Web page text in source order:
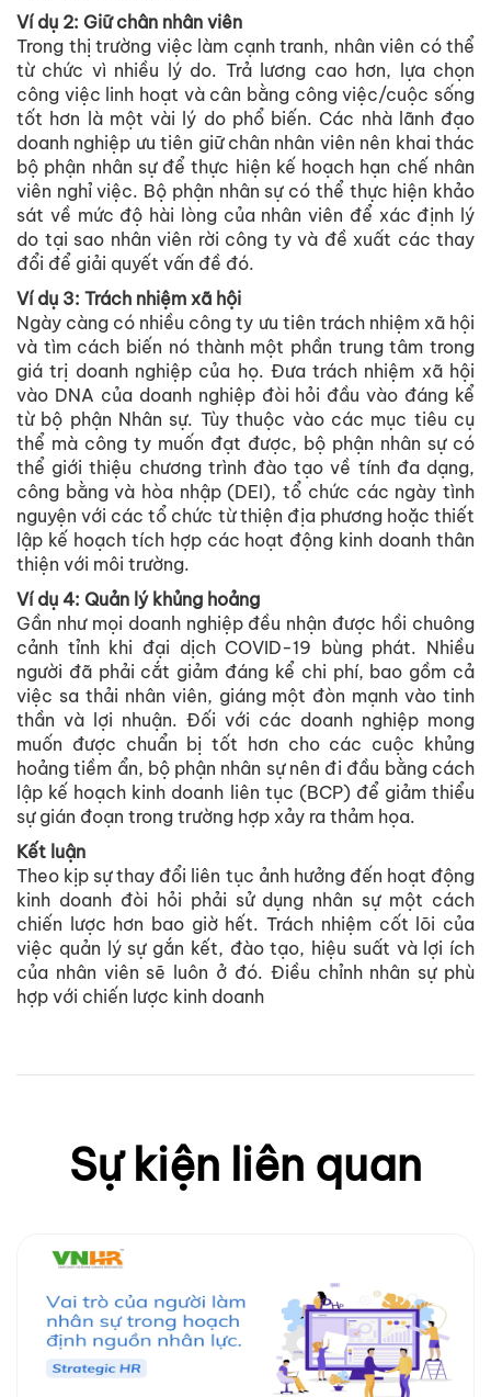
Ví dụ 2: Giữ chân nhân viên
Trong thị trường việc làm cạnh tranh, nhân viên có thể
từ chức vì nhiều lý do. Trả lương cao hơn, lựa chọn
công việc linh hoạt và cân bằng công việc/cuộc sống
tốt hơn là một vài lý do phổ biến. Các nhà lãnh đạo
doanh nghiệp ưu tiên giữ chân nhân viên nên khai thác
bộ phận nhân sự để thực hiện kế hoạch hạn chế nhân
viên nghỉ việc. Bộ phận nhân sự có thể thực hiện khảo
sát về mức độ hài lòng của nhân viên để xác định lý
do tại sao nhân viên rời công ty và đề xuất các thay
đổi để giải quyết vấn đề đó.
Ví dụ 3: Trách nhiệm xã hội
Ngày càng có nhiều công ty ưu tiên trách nhiệm xã hội
và tìm cách biến nó thành một phần trung tâm trong
giá trị doanh nghiệp của họ. Đưa trách nhiệm xã hội
vào DNA của doanh nghiệp đòi hỏi đầu vào đáng kể
từ bộ phận Nhân sự. Tùy thuộc vào các mục tiêu cụ
thể mà công ty muốn đạt được, bộ phận nhân sự có
thể giới thiệu chương trình đào tạo về tính đa dạng,
công bằng và hòa nhập (DEI), tổ chức các ngày tình
nguyện với các tổ chức từ thiện địa phương hoặc thiết
lập kế hoạch tích hợp các hoạt động kinh doanh thân
thiện với môi trường.
Ví dụ 4: Quản lý khủng hoảng
Gần như mọi doanh nghiệp đều nhận được hồi chuông
cảnh tỉnh khi đại dịch COVID-19 bùng phát. Nhiều
người đã phải cắt giảm đáng kể chi phí, bao gồm cả
việc sa thải nhân viên, giáng một đòn mạnh vào tinh
thần và lợi nhuận. Đối với các doanh nghiệp mong
muốn được chuẩn bị tốt hơn cho các cuộc khủng
hoảng tiềm ẩn, bộ phận nhân sự nên đi đầu bằng cách
lập kế hoạch kinh doanh liên tục (BCP) để giảm thiểu
sự gián đoạn trong trường hợp xảy ra thảm họa.
Kết luận
Theo kịp sự thay đổi liên tục ảnh hưởng đến hoạt động
kinh doanh đòi hỏi phải sử dụng nhân sự một cách
chiến lược hơn bao giờ hết. Trách nhiệm cốt lõi của
việc quản lý sự gắn kết, đào tạo, hiệu suất và lợi ích
của nhân viên sẽ luôn ở đó. Điều chỉnh nhân sự phù
hợp với chiến lược kinh doanh
Sự kiện liên quan